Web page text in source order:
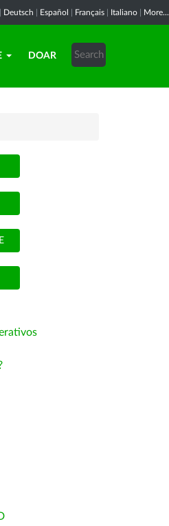
Deutsch Español Français Italiano More...
DOAR